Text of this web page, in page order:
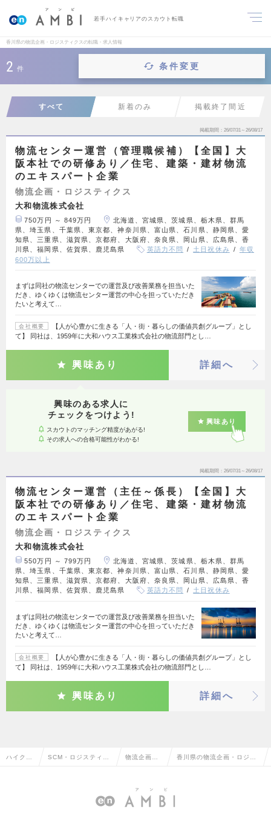
若手ハイキャリアのスカウト転職
香川県の物流企画・ロジスティクスの転職・求人情報
2 件 条件変更
すべて 新着のみ 掲載終了間近
掲載期間 26/07/31～26/08/17
物流センター運営（管理職候補）【全国】大
阪本社での研修あり／住宅、建築・建材物流
のエキスパート企業
物流企画・ロジスティクス
大和物流株式会社
750万円 ～ 849万円
北海道、宮城県、茨城県、栃木県、群馬
県、埼玉県、千葉県、東京都、神奈川県、富山県、石川県、静岡県、愛
知県、三重県、滋賀県、京都府、大阪府、奈良県、岡山県、広島県、香
川県、福岡県、佐賀県、鹿児島県
英語力不問 土日祝休み
年収
600万以上
まずは同社の物流センターでの運営及び改善業務を担当いた
だき、ゆくゆくは物流センター運営の中心を担っていただき
たいと考えて…
会社概要
【人が心豊かに生きる「人・街・暮らしの価値共創グループ」とし
て】 同社は、1959年に大和ハウス工業株式会社の物流部門とし…
興味あり 詳細へ
興味のある求人に
チェックをつけよう!
スカウトのマッチング精度があがる!
その求人への合格可能性がわかる!
興味あり
掲載期間 26/07/31～26/08/17
物流センター運営（主任～係長）【全国】大
阪本社での研修あり／住宅、建築・建材物流
のエキスパート企業
物流企画・ロジスティクス
大和物流株式会社
550万円 ～ 799万円
北海道、宮城県、茨城県、栃木県、群馬
県、埼玉県、千葉県、東京都、神奈川県、富山県、石川県、静岡県、愛
知県、三重県、滋賀県、京都府、大阪府、奈良県、岡山県、広島県、香
川県、福岡県、佐賀県、鹿児島県
英語力不問 土日祝休み
まずは同社の物流センターでの運営及び改善業務を担当いた
だき、ゆくゆくは物流センター運営の中心を担っていただき
たいと考えて…
会社概要
【人が心豊かに生きる「人・街・暮らしの価値共創グループ」とし
て】 同社は、1959年に大和ハウス工業株式会社の物流部門とし…
興味あり 詳細へ
ハイクラ SCM・ロジスティク 物流企画・
クス
香川県の物流企画・ロジス